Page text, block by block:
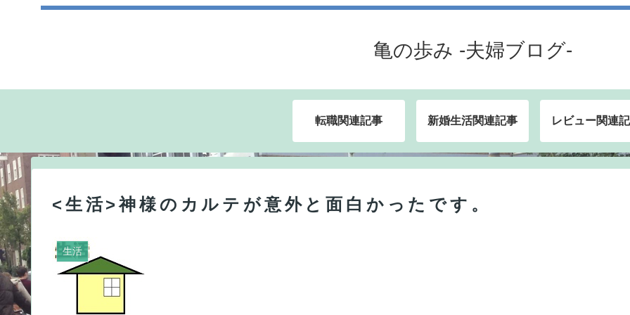
亀の歩み -夫婦ブログ-
転職関連記事 新婚生活関連記事 レビュー関連
<生活>神様のカルテが意外と面白かったです。
生活